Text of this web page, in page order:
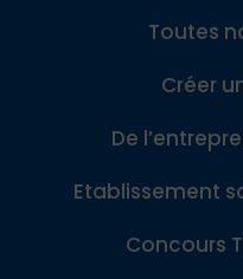
Toutes
Créer
De
Etablissement
Concours